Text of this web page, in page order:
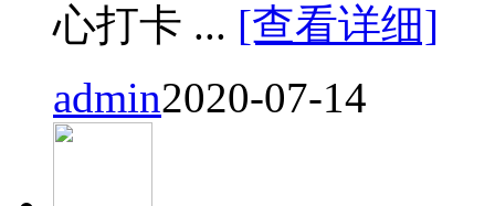
心打卡 ... [查看详细]
admin2020-07-14